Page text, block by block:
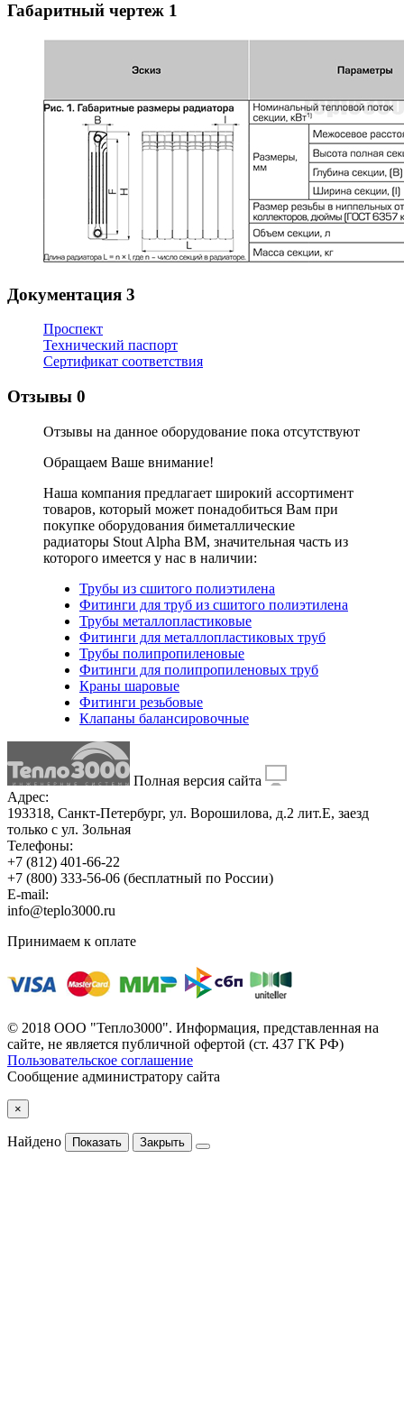
Габаритный чертеж 1
Документация 3
Проспект
Технический паспорт
Сертификат соответствия
Отзывы 0
Отзывы на данное оборудование пока отсутствуют
Обращаем Ваше внимание!
Наша компания предлагает широкий ассортимент
товаров, который может понадобиться Вам при
покупке оборудования биметаллические
радиаторы Stout Alpha BM, значительная часть из
которого имеется у нас в наличии:
Трубы из сшитого полиэтилена
Фитинги для труб из сшитого полиэтилена
Трубы металлопластиковые
Фитинги для металлопластиковых труб
Трубы полипропиленовые
Фитинги для полипропиленовых труб
Краны шаровые
Фитинги резьбовые
Клапаны балансировочные
Полная версия сайта
Адрес:
193318, Санкт-Петербург, ул. Ворошилова, д.2 лит.Е, заезд
только с ул. Зольная
Телефоны:
+7 (812) 401-66-22
+7 (800) 333-56-06 (бесплатный по России)
E-mail:
info@teplo3000.ru
Принимаем к оплате
© 2018 ООО "Тепло3000". Информация, представленная на
сайте, не является публичной офертой (ст. 437 ГК РФ)
Пользовательское соглашение
Сообщение администратору сайта
×
Найдено Показать Закрыть